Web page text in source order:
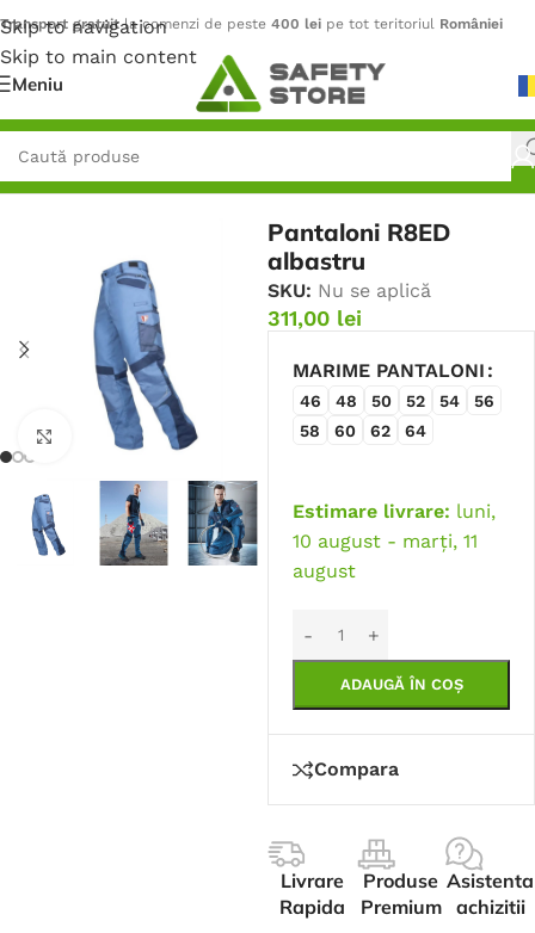
Skip to navigation
Skip to main content
Transport gratuitla comenzi de peste 400 lei pe tot teritoriul României
Meniu
Prima pagină/Îmbrăcăminte
Faceți click pentru a mări
Pantaloni R8ED
albastru
SKU: Nu se aplică
311,00 lei
MARIME PANTALONI
46 48 50 52 54
56
58
60 62 64
Estimare livrare: luni,
10 august - marți, 11
august
ADAUGĂ ÎN COȘ
Compara
Livrare
Rapida
Produse
Premium
Asistenta
achizitii